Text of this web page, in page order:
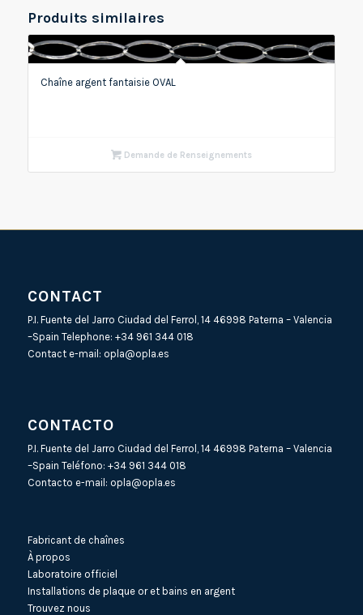
Produits similaires
Chaîne argent fantaisie OVAL
Demande de Renseignements
CONTACT
P.I. Fuente del Jarro Ciudad del Ferrol, 14 46998 Paterna – Valencia
–Spain Telephone: +34 961 344 018
Contact e-mail: opla@opla.es
CONTACTO
P.I. Fuente del Jarro Ciudad del Ferrol, 14 46998 Paterna – Valencia
–Spain Teléfono: +34 961 344 018
Contacto e-mail: opla@opla.es
Fabricant de chaînes
À propos
Laboratoire officiel
Installations de plaque or et bains en argent
Trouvez nous